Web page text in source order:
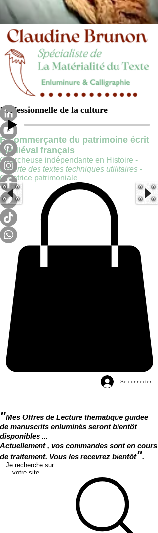
Professionnelle de la culture
E-commerçante du patrimoine écrit
médiéval français
Chercheuse indépendante en Histoire -
experte des textes techniques utilitaires -
Créatrice patrimoniale
Se connecter
"Mes Offres de Lecture thématique guidée
de manuscrits enluminés seront bientôt
disponibles ...
Actuellement , vos commandes sont en cours
de traitement. Vous les recevrez bientôt".
Je recherche sur
votre site ...